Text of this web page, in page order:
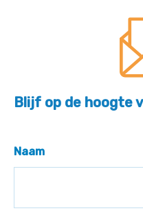
Blijf op de hoogte
Naam